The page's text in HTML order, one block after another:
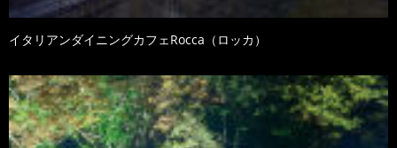
イタリアンダイニングカフェRocca（ロッカ）